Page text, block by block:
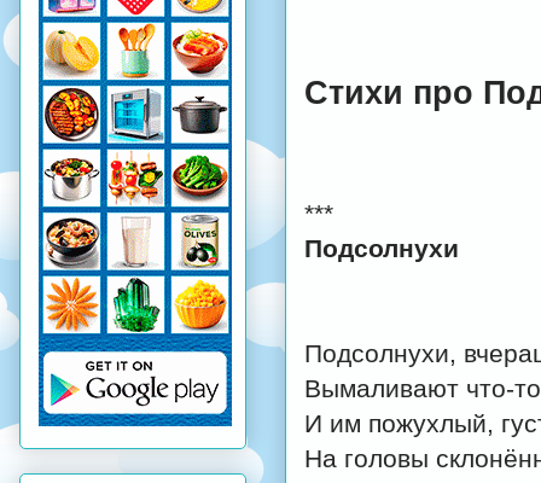
Стихи про
***
Подсолнухи
Подсолнухи,
Вымаливают что-
И им пожухлый,
На головы